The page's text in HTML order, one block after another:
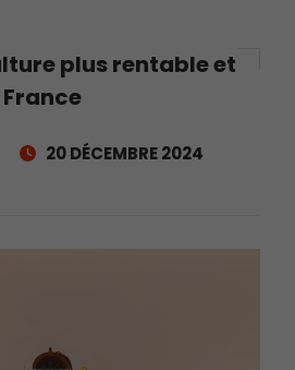
plus rentable et
20 DÉCEMBRE 2024